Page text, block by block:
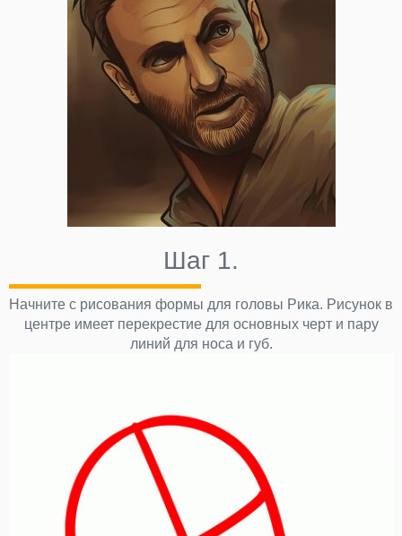
Шаг 1.
Начните с рисования формы для головы Рика. Рисунок в
центре имеет перекрестие для основных черт и пару
линий для носа и губ.